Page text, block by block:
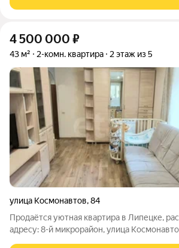
аккуратным и строгим.
4 500 000 ₽
43 м² 2-комн. квартира 2 этаж из 5
улица Космонавтов,84
Продаётся уютная квартира в Липецке,
адресу: 8-й микрорайон, улица